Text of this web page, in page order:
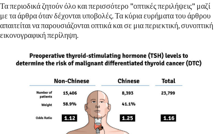
Τα περιοδικά ζητούν όλο και περισσότερο "οπτικές περιλήψεις" μαζί
με τα άρθρα όταν δέχονται υποβολές. Τα κύρια ευρήματα του άρθρου
απαιτείται να παρουσιάζονται οπτικά και σε μια περιεκτική, συνοπτική
εικονογραφική περίληψη.